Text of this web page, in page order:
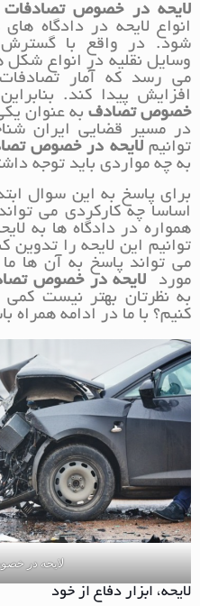
لایحه در خصوص تصادفات
انواع لایحه در دادگاه
شود. در واقع با
وسایل نقلیه در انواع شکل
می رسد که آمار
افزایش پیدا کند.
خصوص تصادف به عنوان
در مسیر قضایی ایران
توانیملایحه در خصوص
به چه مواردی باید توجه
برای پاسخ به این سوال
اساسا چه کارکردی می
همواره در دادگاه ها به
توانیم این لایحه را
می تواند پاسخ به آن ها
مورد لایحه در خصوص
به نظرتان بهتر نیست
کنیم؟ با ما در ادامه همراه
لایحه در
لایحه، ابزار دفاع از خود